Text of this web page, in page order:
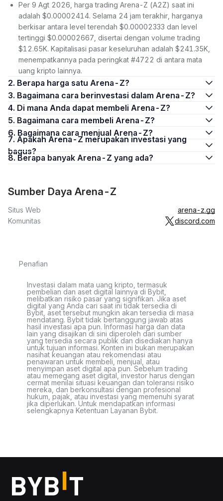
Per 9 Agt 2026, harga trading Arena-Z (A2Z) saat ini
adalah $0.00002414. Selama 24 jam terakhir, harganya
berkisar antara level terendah $0.00002333 dan level
tertinggi $0.00002667, disertai dengan volume trading
$12.65K. Kapitalisasi pasar keseluruhan adalah $241.35K,
menempatkannya pada peringkat #4722 di antara mata
uang kripto lainnya.
2. Berapa harga satu Arena-Z?
3. Bagaimana cara berinvestasi dalam Arena-Z?
4. Di mana Anda dapat membeli Arena-Z?
5. Bagaimana cara membeli Arena-Z?
6. Bagaimana cara menjual Arena-Z?
7. Apakah Arena-Z merupakan investasi yang
bagus?
8. Berapa banyak Arena-Z yang ada?
Sumber Daya Arena-Z
Situs Web
arena-z.gg
Komunitas
discord.com
Penafian
Investasi dalam mata uang kripto, termasuk
pembelian dan aset digital lainnya di Bybit,
melibatkan risiko pasar yang signifikan. Jika aset
digital yang Anda cari saat ini tidak tersedia di
Bybit, aset tersebut mungkin akan tersedia di masa
mendatang. Bybit tidak bertanggung jawab atas
hasil investasi apa pun. Informasi harga dan data
lain yang disajikan di sini diperoleh dari sumber
yang tersedia secara publik dan disediakan hanya
untuk tujuan informasi. Konten ini bukan merupakan
nasihat keuangan atau rekomendasi atau
penawaran untuk membeli, menjual, atau
menyimpan aset digital apa pun. Sebelum trading
atau memegang aset digital, investor harus dengan
cermat menilai situasi keuangan dan toleransi risiko
mereka, dan berkonsultasi dengan profesional
hukum, pajak, atau investasi yang memenuhi syarat
jika diperlukan. Untuk mendapatkan informasi
selengkapnya Ketentuan Layanan Bybit.